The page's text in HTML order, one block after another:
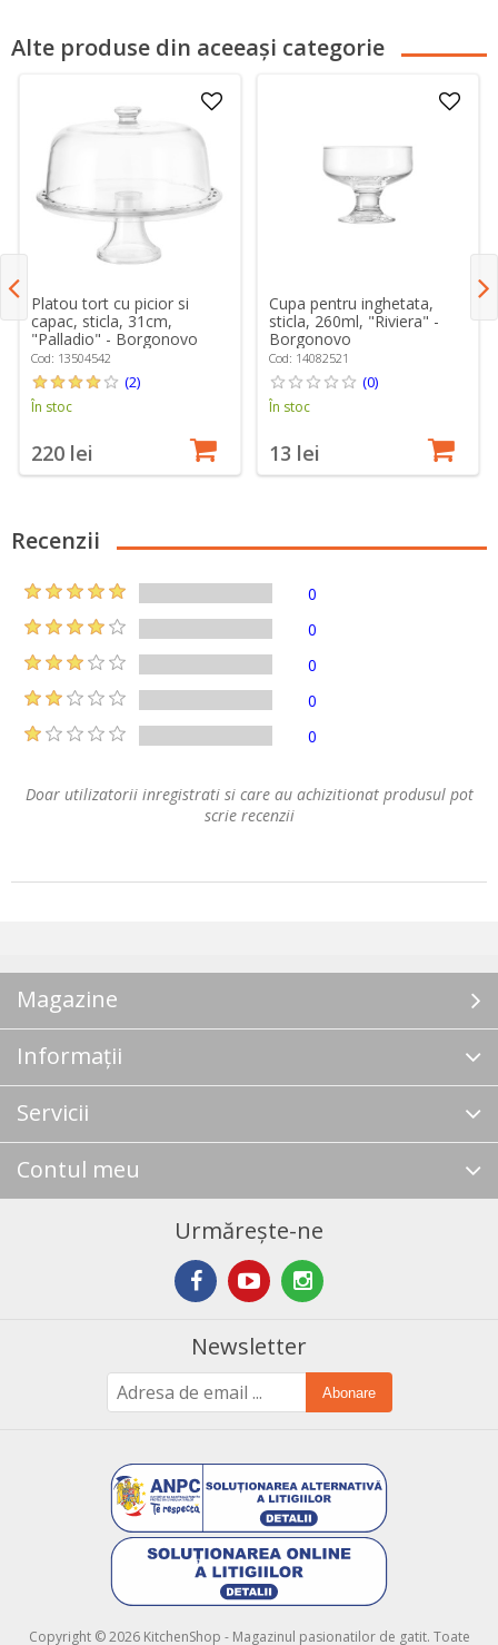
Alte produse din aceeași categorie
Platou tort cu picior si
capac, sticla, 31cm,
"Palladio" - Borgonovo
Cod: 13504542
(2)
În stoc
220 lei
Cupa pentru inghetata,
sticla, 260ml, "Riviera" -
Borgonovo
Cod: 14082521
(0)
În stoc
13 lei
Recenzii
0
0
0
0
0
Doar utilizatorii inregistrati si care au achizitionat produsul pot
scrie recenzii
Magazine
Informații
Servicii
Contul meu
Urmărește-ne
Newsletter
Abonare
Copyright © 2026 KitchenShop - Magazinul pasionatilor de gatit. Toate